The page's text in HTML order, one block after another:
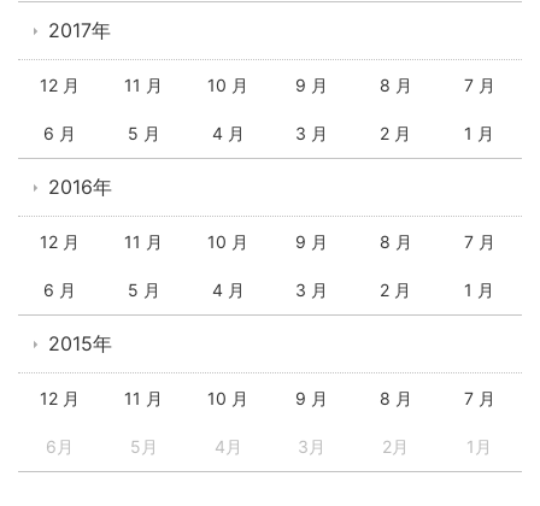
2017年
12 月 11 月 10 月 9 月 8 月 7 月
6 月 5 月 4 月 3 月 2 月 1 月
2016年
12 月 11 月 10 月 9 月 8 月 7 月
6 月 5 月 4 月 3 月 2 月 1 月
2015年
12 月 11 月 10 月 9 月 8 月 7 月
6月 5月 4月 3月 2月 1月